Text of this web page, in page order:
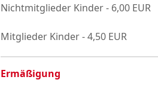
Nichtmitglieder Kinder - 6,00 EUR
Mitglieder Kinder - 4,50 EUR
Ermäßigung